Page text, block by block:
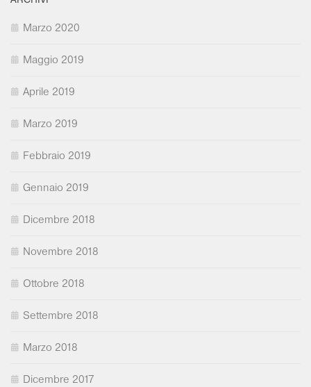
Marzo 2020
Maggio 2019
Aprile 2019
Marzo 2019
Febbraio 2019
Gennaio 2019
Dicembre 2018
Novembre 2018
Ottobre 2018
Settembre 2018
Marzo 2018
Dicembre 2017